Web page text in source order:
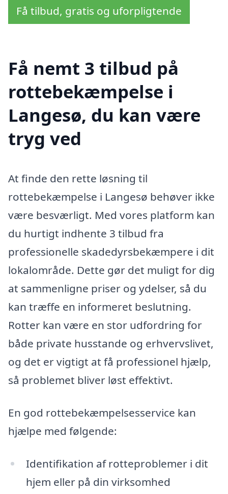
Få tilbud, gratis og uforpligtende
Få nemt 3 tilbud på
rottebekæmpelse i
Langesø, du kan være
tryg ved
At finde den rette løsning til
rottebekæmpelse i Langesø behøver ikke
være besværligt. Med vores platform kan
du hurtigt indhente 3 tilbud fra
professionelle skadedyrsbekæmpere i dit
lokalområde. Dette gør det muligt for dig
at sammenligne priser og ydelser, så du
kan træffe en informeret beslutning.
Rotter kan være en stor udfordring for
både private husstande og erhvervslivet,
og det er vigtigt at få professionel hjælp,
så problemet bliver løst effektivt.
En god rottebekæmpelsesservice kan
hjælpe med følgende:
Identifikation af rotteproblemer i dit
hjem eller på din virksomhed